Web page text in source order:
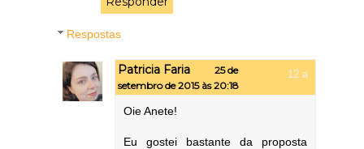
Respostas
Patricia Faria
25 de
setembro de 2015 às 20:18
Oie Anete!
Eu gostei bastante da proposta